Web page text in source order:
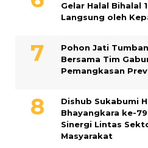
Gelar Halal Bihalal
Langsung oleh
Pohon Jati
Bersama Tim
Pemangkasan
Dishub Sukabumi
Bhayangkara ke-
Sinergi Lintas
Masyarakat